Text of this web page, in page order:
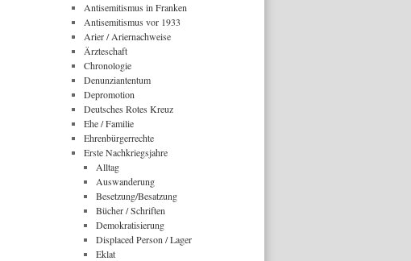
Antisemitismus in Franken
Antisemitismus vor 1933
Arier / Ariernachweise
Ärzteschaft
Chronologie
Denunziantentum
Depromotion
Deutsches Rotes Kreuz
Ehe / Familie
Ehrenbürgerrechte
Erste Nachkriegsjahre
Alltag
Auswanderung
Besetzung/Besatzung
Bücher / Schriften
Demokratisierung
Displaced Person / Lager
Eklat